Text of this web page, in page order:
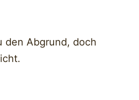
den Abgrund, doch